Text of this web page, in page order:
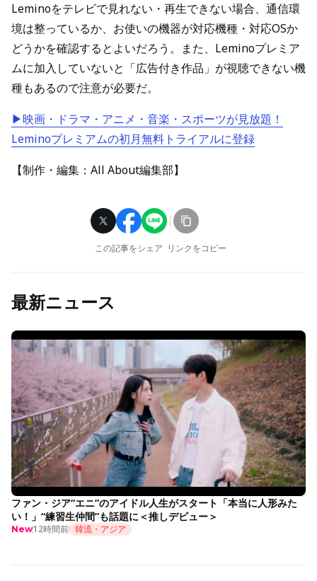
Leminoをテレビで見れない・再生できない場合、通信環
境は整っているか、お使いの機器が対応機種・対応OSか
どうかを確認するとよいだろう。また、Leminoプレミア
ムに加入していないと「広告付き作品」が視聴できない機
種もあるので注意が必要だ。
▶映画・ドラマ・アニメ・音楽・スポーツが見放題！
Leminoプレミアムの初月無料トライアルに登録
【制作・編集：All About編集部】
この記事をシェア リンクをコピー
最新ニュース
ファン・ジア“エニ”のアイドル人生がスタート「本当に人形みた
い！」“練習生仲間”も話題に＜推しデビュー＞
New12時間前 韓流・アジア